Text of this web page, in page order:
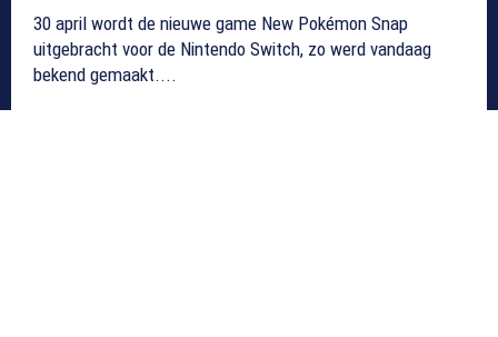
30 april wordt de nieuwe game New Pokémon Snap
uitgebracht voor de Nintendo Switch, zo werd vandaag
bekend gemaakt....